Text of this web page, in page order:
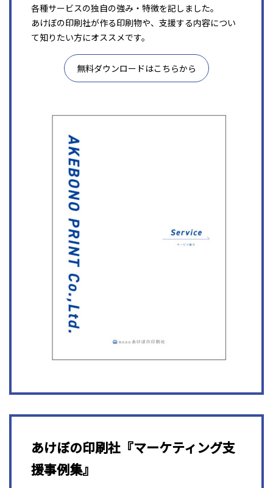
各種サービスの独自の強み・特徴を記しました。
あけぼの印刷社が作る印刷物や、支援する内容につい
て知りたい方にオススメです。
無料ダウンロードはこちらから
あけぼの印刷社『マーケティング支
援事例集』